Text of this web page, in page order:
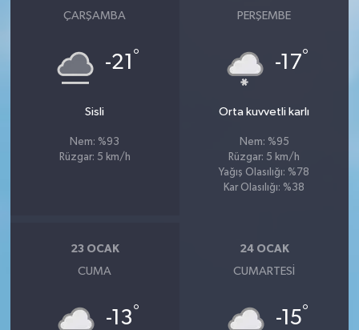
ÇARŞAMBA
-21 °
Sisli
Nem: %93
Rüzgar: 5 km/h
PERŞEMBE
-17°
Orta kuvvetli karlı
Nem: %95
Rüzgar: 5 km/h
Yağış Olasılığı: %78
Kar Olasılığı: %38
23 OCAK
CUMA
-13°
24 OCAK
CUMARTESI
-15°